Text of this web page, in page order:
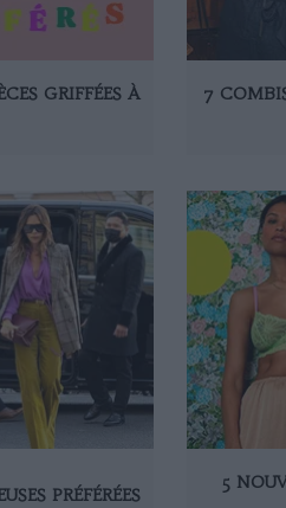
GRIFFÉES À
7
PRÉFÉRÉES
5